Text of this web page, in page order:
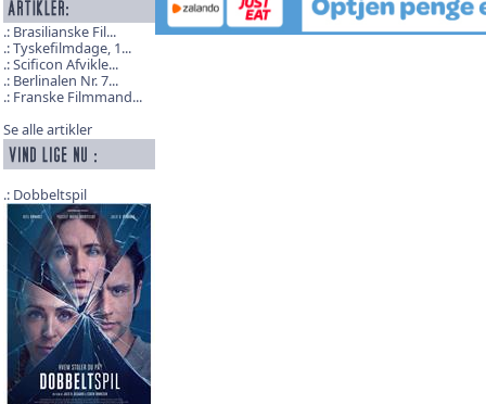
Brasilianske Fil...
Tyskefilmdage, 1...
Scificon Afvikle...
Berlinalen Nr. 7...
Franske Filmmand...
Se alle artikler
Dobbeltspil